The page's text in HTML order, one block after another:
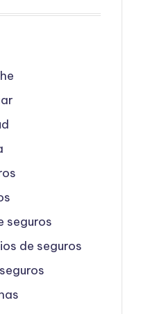
seguros
de seguros